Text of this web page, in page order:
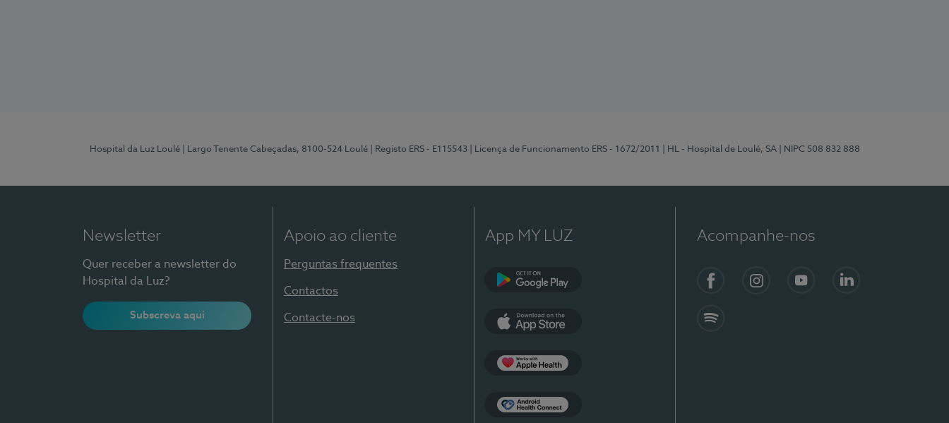
Hospital da Luz Loulé | Largo Tenente Cabeçadas, 8100-524 Loulé | Registo ERS - E115543 | Licença de Funcionamento ERS - 1672/2011 | HL - Hospital de Loulé, SA | NIPC 508 832 888
Newsletter
Quer receber a newsletter do
Hospital da Luz?
Subscreva aqui
Apoio ao cliente
Perguntas frequentes
Contactos
Contacte-nos
App MY LUZ Acompanhe-nos